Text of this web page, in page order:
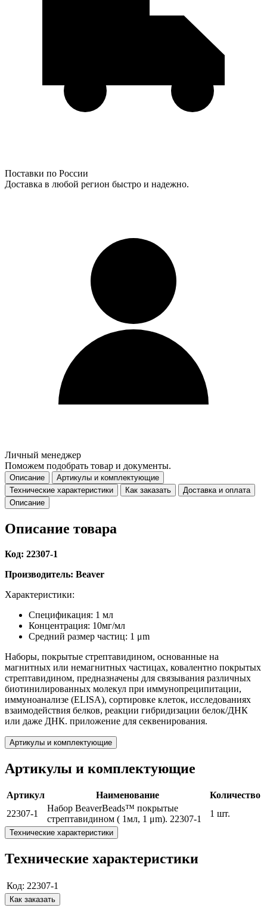
Поставки по России
Доставка в любой регион быстро и надежно.
Личный менеджер
Поможем подобрать товар и документы.
Описание
Артикулы и комплектующие
Технические характеристики
Как заказать
Доставка и оплата
Описание
Описание товара
Код: 22307-1
Производитель: Beaver
Характеристики:
Спецификация: 1 мл
Концентрация: 10мг/мл
Средний размер частиц: 1 μm
Наборы, покрытые стрептавидином, основанные на
магнитных или немагнитных частицах, ковалентно покрытых
стрептавидином, предназначены для связывания различных
биотинилированных молекул при иммунопреципитации,
иммуноанализе (ELISA), сортировке клеток, исследованиях
взаимодействия белков, реакции гибридизации белок/ДНК
или даже ДНК. приложение для секвенирования.
Артикулы и комплектующие
Артикулы и комплектующие
Артикул Наименование
Количество
22307-1
Набор BeaverBeads™ покрытые
стрептавидином ( 1мл, 1 μm). 22307-1
1 шт.
Технические характеристики
Технические характеристики
Код: 22307-1
Как заказать